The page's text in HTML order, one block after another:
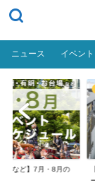
ニュース イベント
場など】7月・8月の